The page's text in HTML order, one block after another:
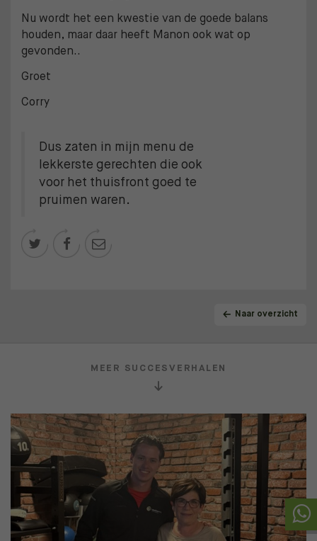
Nu wordt het een kwestie van de goede balans
houden, maar daar heeft Manon ook wat op
gevonden..
Groet
Corry
Dus zaten in mijn menu de
lekkerste gerechten die ook
voor het thuisfront goed te
pruimen waren.
  
Naar overzicht
MEER SUCCESVERHALEN